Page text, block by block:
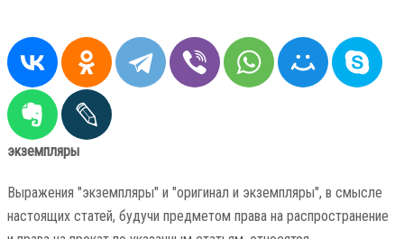
экземпляры
Выражения "экземпляры" и "оригинал и экземпляры", в смысле
настоящих статей, будучи предметом права на распространение